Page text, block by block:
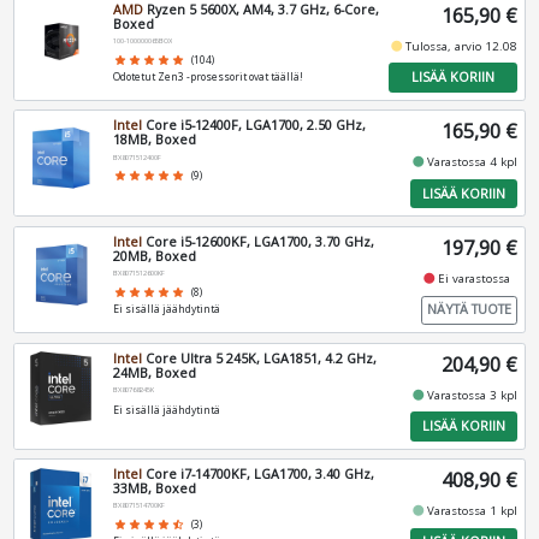
AMD Ryzen 5 5600X, AM4, 3.7 GHz, 6-Core,
Boxed
100-100000065BOX
star star star star star (104)
Odotetut Zen3 -prosessorit ovat täällä!
165,90 €
fiber_manual_recordTulossa, arvio 12.08
LISÄÄ KORIIN
Intel Core i5-12400F, LGA1700, 2.50 GHz,
18MB, Boxed
BX8071512400F
star star star star star (9)
165,90 €
fiber_manual_recordVarastossa 4 kpl
LISÄÄ KORIIN
Intel Core i5-12600KF, LGA1700, 3.70 GHz,
20MB, Boxed
BX8071512600KF
star star star star star (8)
Ei sisällä jäähdytintä
197,90 €
fiber_manual_record Ei varastossa
NÄYTÄ TUOTE
Intel Core Ultra 5 245K, LGA1851, 4.2 GHz,
24MB, Boxed
BX80768245K
Ei sisällä jäähdytintä
204,90 €
fiber_manual_recordVarastossa 3 kpl
LISÄÄ KORIIN
Intel Core i7-14700KF, LGA1700, 3.40 GHz,
33MB, Boxed
BX8071514700KF
star star star star star_half (3)
408,90 €
fiber_manual_recordVarastossa 1 kpl